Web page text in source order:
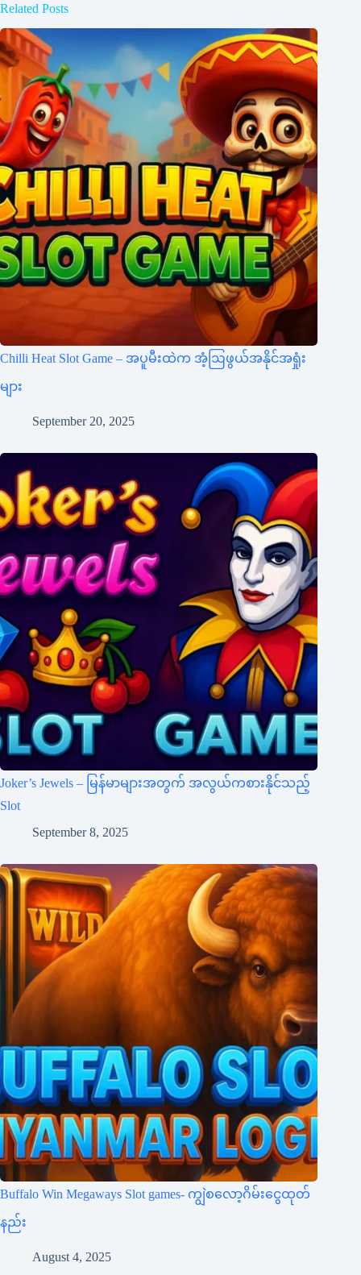
Related Posts
Chilli Heat Slot Game – အပူမီးထဲက အံ့ဩဖွယ်အနိုင်အရှုံး
များ
September 20, 2025
Joker’s Jewels – မြန်မာများအတွက် အလွယ်ကစားနိုင်သည့်
Slot
September 8, 2025
Buffalo Win Megaways Slot games- ကျွဲစလော့ဂိမ်းငွေထုတ်
နည်း
August 4, 2025